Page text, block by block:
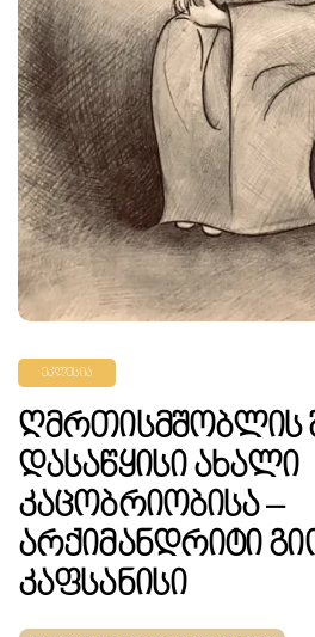
ᲔᲙᲚᲔᲡᲘᲐ
Ღმრთისმშობლის
Დასაწყისი Ახალი
Კაცობრიობისა –
Არქიმანდრიტი
Კაფსანისი